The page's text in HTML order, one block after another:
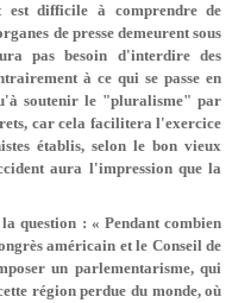
est difficile à comprendre de
de presse demeurent sous
pas besoin d'interdire des
à ce qui se passe en
soutenir le "pluralisme" par
car cela facilitera l'exercice
établis, selon le bon vieux
aura l'impression que la
question : « Pendant combien
américain et le Conseil de
un parlementarisme, qui
région perdue du monde, où